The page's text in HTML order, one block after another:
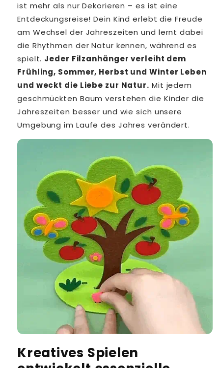
ist mehr als nur Dekorieren – es ist eine
Entdeckungsreise! Dein Kind erlebt die Freude
am Wechsel der Jahreszeiten und lernt dabei
die Rhythmen der Natur kennen, während es
spielt. Jeder Filzanhänger verleiht dem
Frühling, Sommer, Herbst und Winter Leben
und weckt die Liebe zur Natur. Mit jedem
geschmückten Baum verstehen die Kinder die
Jahreszeiten besser und wie sich unsere
Umgebung im Laufe des Jahres verändert.
Kreatives Spielen